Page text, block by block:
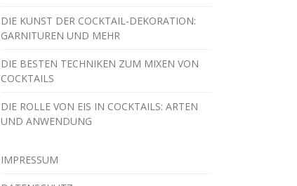
DIE KUNST DER COCKTAIL-DEKORATION:
GARNITUREN UND MEHR
DIE BESTEN TECHNIKEN ZUM MIXEN VON
COCKTAILS
DIE ROLLE VON EIS IN COCKTAILS: ARTEN
UND ANWENDUNG
IMPRESSUM